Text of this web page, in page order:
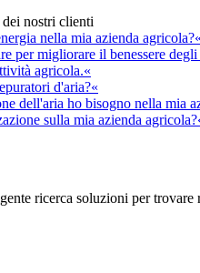
nostri clienti
nella mia azienda agricola?«
per migliorare il benessere
agricola.«
d'aria?«
dell'aria ho bisogno nella mia
sulla mia azienda
ricerca soluzioni per